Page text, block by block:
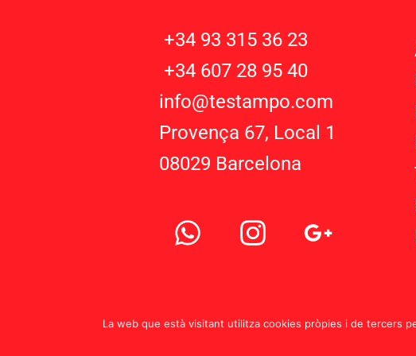
+34 93 315 36 23
+34 607 28 95 40
info@testampo.com
Provença 67, Local 1
08029 Barcelona
W
h
s
I
n
a
G
o
l
La web que està visitant utilitza cookies pròpies i de tercers